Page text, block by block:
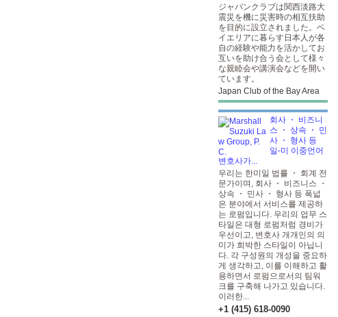
ジャパンクラブは関西淡路大
震災を機に災害時の相互扶助
を目的に設立されました。ベ
イエリアに暮らす日本人が各
自の経験や能力を活かしてお
互いを助け合う会として様々
な親睦会や講演会などを開い
ています。
Japan Club of the Bay Area
회사 ・ 비즈니
스 ・ 상속 ・ 민
사 ・ 형사 등
일-미 이중언어
변호사가...
우리는 한미일 법률 ・ 회계 전
문가이며, 회사 ・ 비즈니스 ・
상속 ・ 민사 ・ 형사 등 폭넓
은 분야에서 서비스를 제공하
는 로펌입니다. 우리의 업무 스
타일은 대형 로펌처럼 경비가
우선이고, 변호사 개개인의 의
미가 희박한 스타일이 아닙니
다. 각 구성원의 개성을 중요하
게 생각하고, 이를 이해하고 활
용하면서 로펌으로서의 팀워
크를 구축해 나가고 있습니다.
이러한...
+1 (415) 618-0090